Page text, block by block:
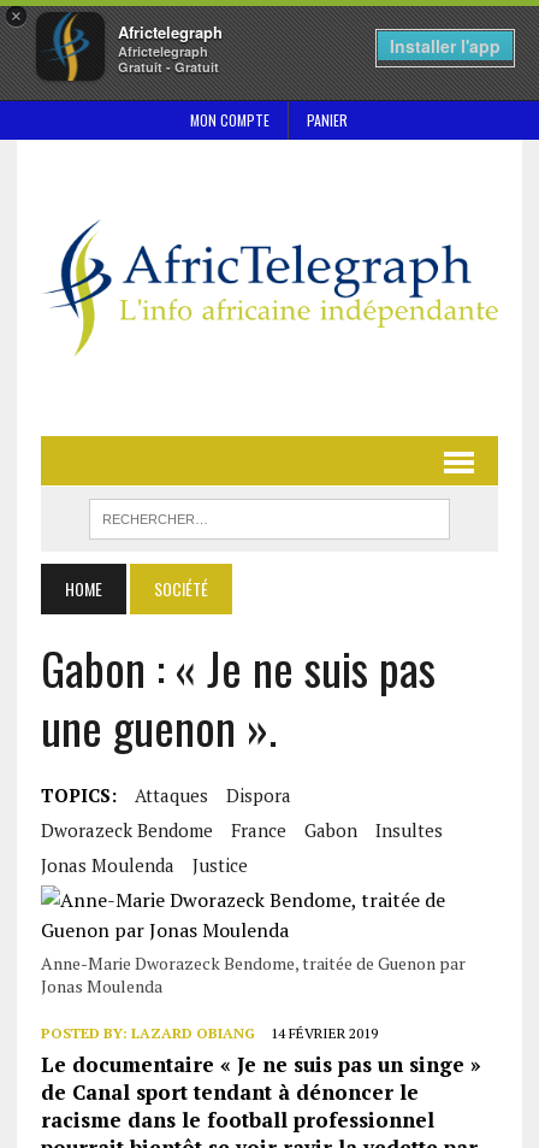
×
Africtelegraph
Africtelegraph
Gratuit - Gratuit
Installer l'app
MON COMPTE PANIER
HOME SOCIÉTÉ
Gabon : « Je ne suis pas
une guenon ».
TOPICS: Attaques
Dispora
Dworazeck Bendome
France Gabon
Insultes
Jonas Moulenda
Justice
Anne-Marie Dworazeck Bendome, traitée de Guenon par
Jonas Moulenda
POSTED BY: LAZARD OBIANG 14 FÉVRIER 2019
Le documentaire « Je ne suis pas un singe »
de Canal sport tendant à dénoncer le
racisme dans le football professionnel